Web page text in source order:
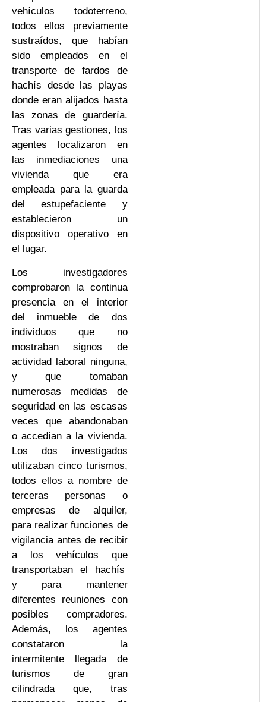
vehículos todoterreno,
todos ellos previamente
sustraídos, que habían
sido empleados en el
transporte de fardos de
hachís desde las playas
donde eran alijados hasta
las zonas de guardería.
Tras varias gestiones, los
agentes localizaron en
las inmediaciones una
vivienda que era
empleada para la guarda
del estupefaciente y
establecieron un
dispositivo operativo en
el lugar.
Los investigadores
comprobaron la continua
presencia en el interior
del inmueble de dos
individuos que no
mostraban signos de
actividad laboral ninguna,
y que tomaban
numerosas medidas de
seguridad en las escasas
veces que abandonaban
o accedían a la vivienda.
Los dos investigados
utilizaban cinco turismos,
todos ellos a nombre de
terceras personas o
empresas de alquiler,
para realizar funciones de
vigilancia antes de recibir
a los vehículos que
transportaban el hachís
y para mantener
diferentes reuniones con
posibles compradores.
Además, los agentes
constataron la
intermitente llegada de
turismos de gran
cilindrada que, tras